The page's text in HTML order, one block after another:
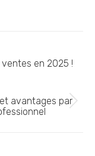
ventes en 2025 !
et avantages par